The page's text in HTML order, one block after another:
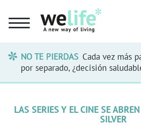
NO TE PIERDAS Cada vez más
por separado, ¿decisión
LAS SERIES Y EL CINE SE
SILVER